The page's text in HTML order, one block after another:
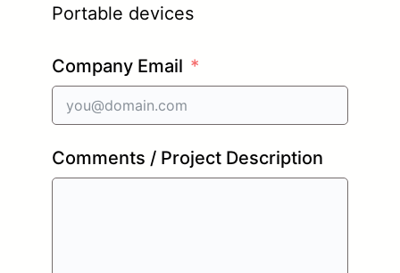
Portable devices
Company Email
Comments / Project Description